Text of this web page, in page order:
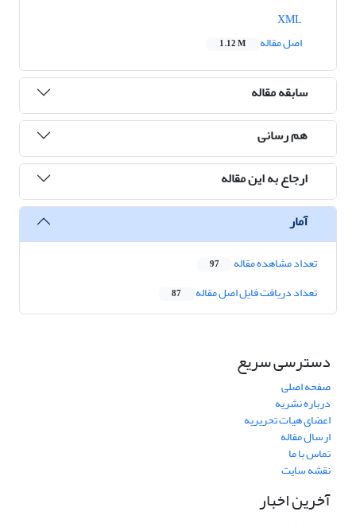
اصل مقاله
1.12 M
سابقه مقاله
هم رسانی
ارجاع به این مقاله
آمار
تعداد مشاهده مقاله 97
تعداد دریافت فایل اصل مقاله 87
دسترسی سریع
صفحه اصلی
درباره نشریه
اعضای هیات تحریریه
ارسال مقاله
تماس با ما
نقشه سایت
آخرین اخبار